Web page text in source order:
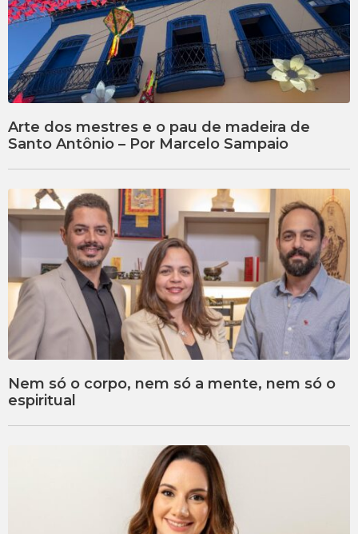
Arte dos mestres e o pau de madeira de
Santo Antônio – Por Marcelo Sampaio
Nem só o corpo, nem só a mente, nem só o
espiritual